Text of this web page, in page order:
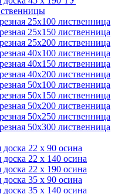
25х100 лиственница
25х150 лиственница
25х200 лиственница
40х100 лиственница
40х150 лиственница
40х200 лиственница
50х100 лиственница
50х150 лиственница
50х200 лиственница
50х250 лиственница
50х300 лиственница
доска 22 х 90 осина
доска 22 х 140 осина
доска 22 х 190 осина
доска 35 х 90 осина
доска 35 х 140 осина